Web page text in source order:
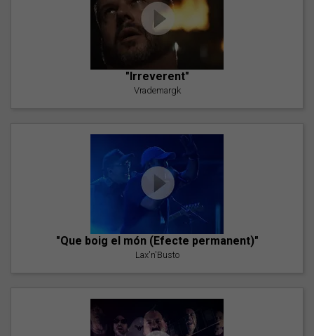
"Irreverent"
Vrademargk
"Que boig el món (Efecte permanent)"
Lax'n'Busto